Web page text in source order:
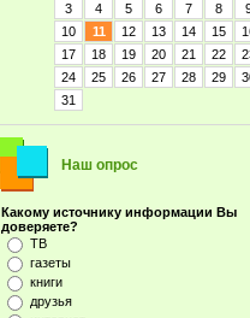
3
4 5 6 7 8
10
11 12 13 14 15
17
18 19 20 21 22
24
25 26 27 28 29
31
Наш опрос
Какому источнику информации Вы
доверяете?
ТВ
газеты
книги
друзья